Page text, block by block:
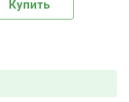
Купить